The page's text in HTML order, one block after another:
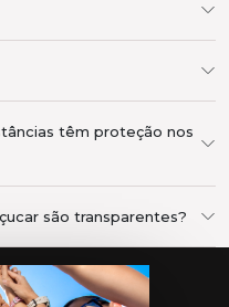
têm proteção nos
são transparentes?